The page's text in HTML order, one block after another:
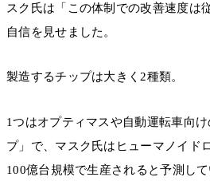
スク氏は「この体制での改善速度は
自信を見せました。
製造するチップは大きく2種類。
1つはオプティマスや自動運転車向
プ」で、マスク氏はヒューマノイド
100億台規模で生産されると予測して